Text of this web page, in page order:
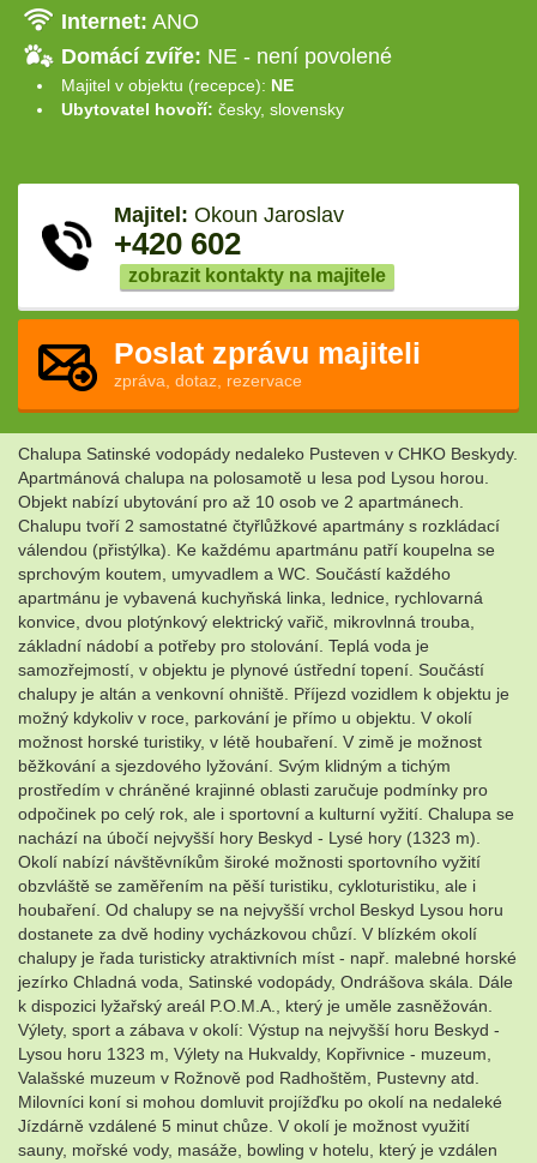
Internet: ANO
Domácí zvíře: NE - není povolené
Majitel v objektu (recepce): NE
Ubytovatel hovoří: česky, slovensky
Majitel: Okoun Jaroslav
+420 602
zobrazit kontakty na majitele
Poslat zprávu majiteli
zpráva, dotaz, rezervace
Chalupa Satinské vodopády nedaleko Pusteven v CHKO Beskydy.
Apartmánová chalupa na polosamotě u lesa pod Lysou horou.
Objekt nabízí ubytování pro až 10 osob ve 2 apartmánech.
Chalupu tvoří 2 samostatné čtyřlůžkové apartmány s rozkládací
válendou (přistýlka). Ke každému apartmánu patří koupelna se
sprchovým koutem, umyvadlem a WC. Součástí každého
apartmánu je vybavená kuchyňská linka, lednice, rychlovarná
konvice, dvou plotýnkový elektrický vařič, mikrovlnná trouba,
základní nádobí a potřeby pro stolování. Teplá voda je
samozřejmostí, v objektu je plynové ústřední topení. Součástí
chalupy je altán a venkovní ohniště. Příjezd vozidlem k objektu je
možný kdykoliv v roce, parkování je přímo u objektu. V okolí
možnost horské turistiky, v létě houbaření. V zimě je možnost
běžkování a sjezdového lyžování. Svým klidným a tichým
prostředím v chráněné krajinné oblasti zaručuje podmínky pro
odpočinek po celý rok, ale i sportovní a kulturní vyžití. Chalupa se
nachází na úbočí nejvyšší hory Beskyd - Lysé hory (1323 m).
Okolí nabízí návštěvníkům široké možnosti sportovního vyžití
obzvláště se zaměřením na pěší turistiku, cykloturistiku, ale i
houbaření. Od chalupy se na nejvyšší vrchol Beskyd Lysou horu
dostanete za dvě hodiny vycházkovou chůzí. V blízkém okolí
chalupy je řada turisticky atraktivních míst - např. malebné horské
jezírko Chladná voda, Satinské vodopády, Ondrášova skála. Dále
k dispozici lyžařský areál P.O.M.A., který je uměle zasněžován.
Výlety, sport a zábava v okolí: Výstup na nejvyšší horu Beskyd -
Lysou horu 1323 m, Výlety na Hukvaldy, Kopřivnice - muzeum,
Valašské muzeum v Rožnově pod Radhoštěm, Pustevny atd.
Milovníci koní si mohou domluvit projížďku po okolí na nedaleké
Jízdárně vzdálené 5 minut chůze. V okolí je možnost využití
sauny, mořské vody, masáže, bowling v hotelu, který je vzdálen